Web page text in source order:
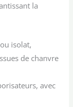
la
isolat,
de chanvre
avec